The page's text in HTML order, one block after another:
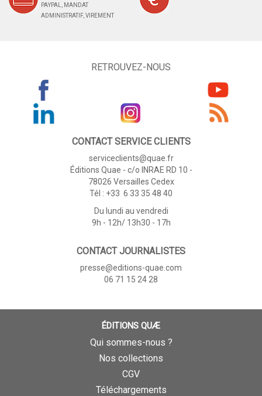
PAYPAL, MANDAT
ADMINISTRATIF, VIREMENT
RETROUVEZ-NOUS
CONTACT SERVICE CLIENTS
serviceclients@quae.fr
Éditions Quae - c/o INRAE RD 10 -
78026 Versailles Cedex
Tél : +33 6 33 35 48 40
Du lundi au vendredi
9h - 12h/ 13h30 - 17h
CONTACT JOURNALISTES
presse@editions-quae.com
06 71 15 24 28
ÉDITIONS QUÆ
Qui sommes-nous ?
Nos collections
CGV
Téléchargements